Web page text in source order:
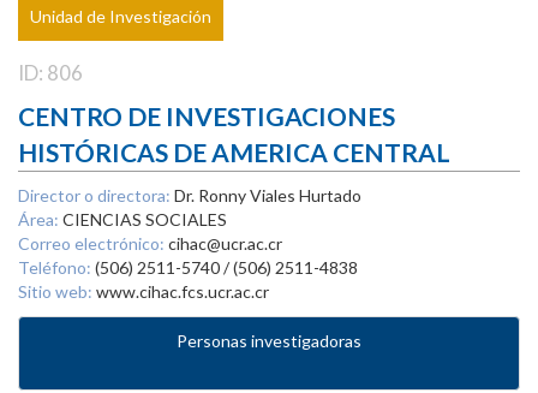
Unidad de Investigación
ID: 806
CENTRO DE INVESTIGACIONES
HISTÓRICAS DE AMERICA CENTRAL
Director o directora: Dr. Ronny Viales Hurtado
Área: CIENCIAS SOCIALES
Correo electrónico: cihac@ucr.ac.cr
Teléfono: (506) 2511-5740 / (506) 2511-4838
Sitio web: www.cihac.fcs.ucr.ac.cr
Personas investigadoras